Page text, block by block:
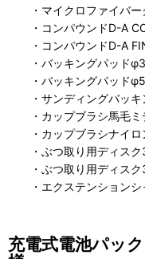
・マイクロファイバー
・コンパウンドD-A
・コンパウンドD-A
・バッキングパッド
・バッキングパッド
・サンディングバッ
・カップブラシ馬毛
・カップブラシナイ
・ぶつ取り用ディス
・ぶつ取り用ディス
・エクステンションシ
充電式電池パッ